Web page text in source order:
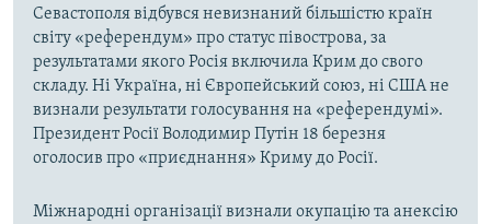
Севастополя відбувся невизнаний більшістю країн
світу «референдум» про статус півострова, за
результатами якого Росія включила Крим до свого
складу. Ні Україна, ні Європейський союз, ні США не
визнали результати голосування на «референдумі».
Президент Росії Володимир Путін 18 березня
оголосив про «приєднання» Криму до Росії.
Міжнародні організації визнали окупацію та анексію